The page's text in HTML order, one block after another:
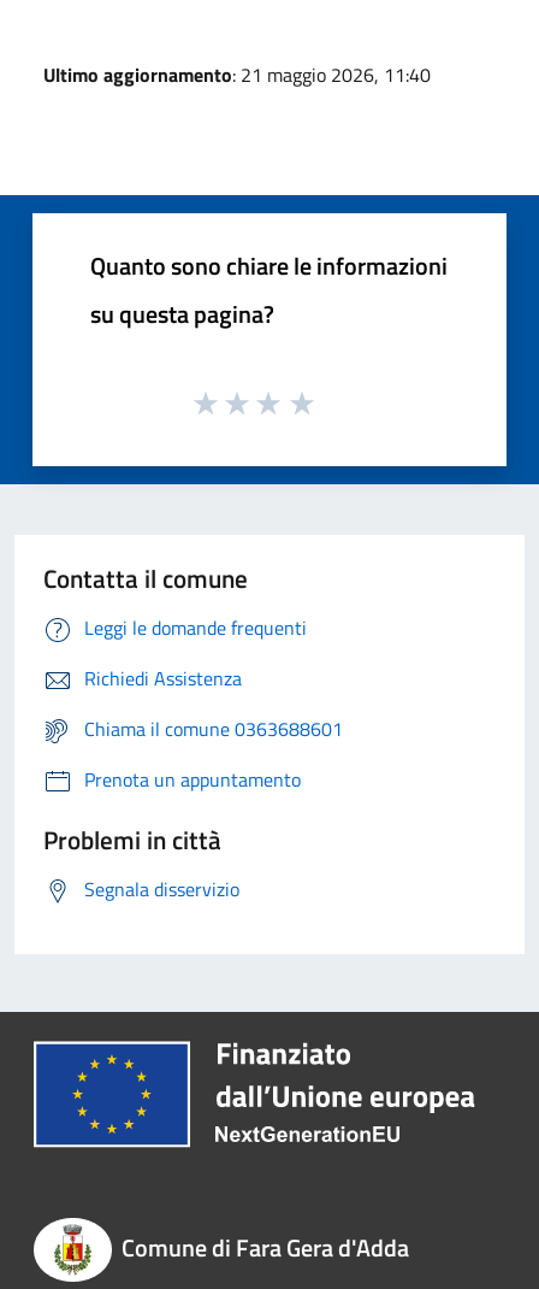
Ultimo aggiornamento: 21 maggio 2026, 11:40
Quanto sono chiare le informazioni
su questa pagina?
Contatta il comune
Leggi le domande frequenti
Richiedi Assistenza
Chiama il comune 0363688601
Prenota un appuntamento
Problemi in città
Segnala disservizio
Comune di Fara Gera d'Adda